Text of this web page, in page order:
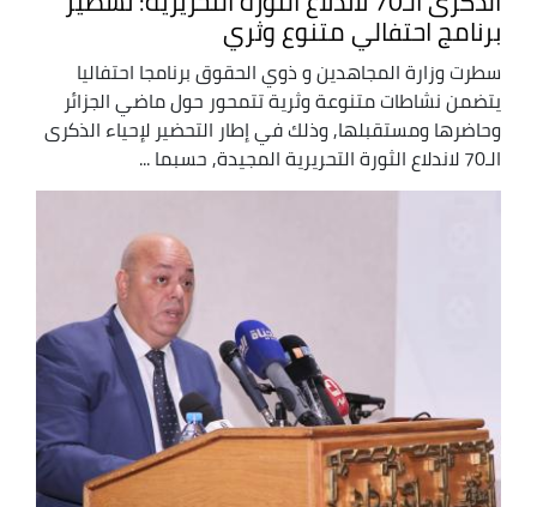
برنامج احتفالي متنوع وثري
سطرت وزارة المجاهدين و ذوي الحقوق برنامجا احتفاليا
يتضمن نشاطات متنوعة وثرية تتمحور حول ماضي الجزائر
وحاضرها ومستقبلها, وذلك في إطار التحضير لإحياء الذكرى